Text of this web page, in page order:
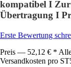
kompatibel I
Übertragung I
Erste Bewertung
Preis — 52,12 € *
Versandkosten pro ST